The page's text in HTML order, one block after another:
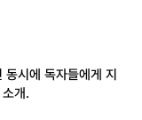
동시에 독자들에게 지
개.